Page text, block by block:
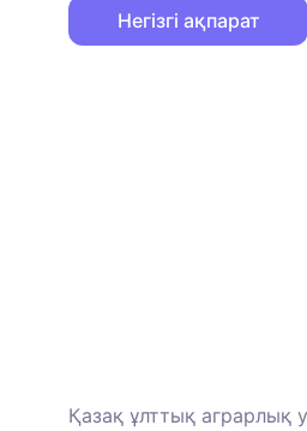
Негізгі ақпарат
Қазақ ұлттық аграрлық